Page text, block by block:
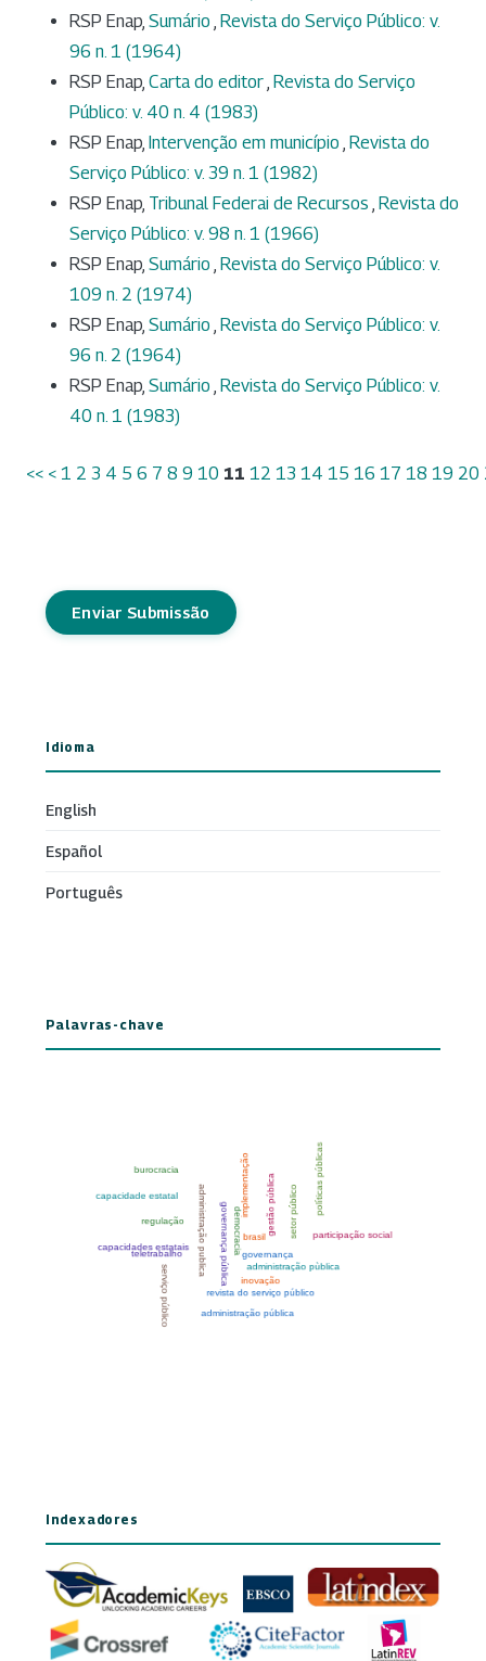
RSP Enap, Sumário Revista do Serviço Público: v.
96 n. 1 (1964)
RSP Enap, Carta do editor Revista do Serviço
Público: v. 40 n. 4 (1983)
RSP Enap, Intervenção em município Revista do
Serviço Público: v. 39 n. 1 (1982)
RSP Enap, Tribunal Federai de Recursos Revista do
Serviço Público: v. 98 n. 1 (1966)
RSP Enap, Sumário Revista do Serviço Público: v.
109 n. 2 (1974)
RSP Enap, Sumário Revista do Serviço Público: v.
96 n. 2 (1964)
RSP Enap, Sumário Revista do Serviço Público: v.
40 n. 1 (1983)
<< < 1 2 3 4 5 6 7 8 9 10 11 12 13 14 15 16 17 18 19 20
Enviar Submissão
Idioma
English
Español
Português
Palavras-chave
Indexadores